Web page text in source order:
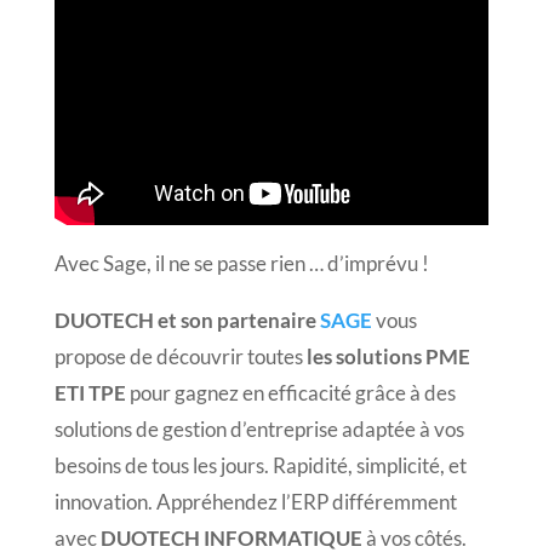
Avec Sage, il ne se passe rien … d’imprévu !
DUOTECH et son partenaireSAGEvous
propose de découvrir toutesles solutions PME
ETI TPE pour gagnez en efficacité grâce à des
solutions de gestion d’entreprise adaptée à vos
besoins de tous les jours. Rapidité, simplicité, et
innovation. Appréhendez l’ERP différemment
avecDUOTECH INFORMATIQUEà vos côtés.